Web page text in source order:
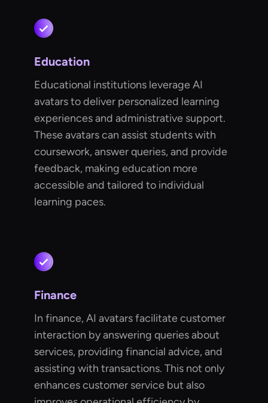
Education
Educational institutions leverage AI
avatars to deliver personalized learning
experiences and administrative support.
These avatars can assist students with
coursework, answer queries, and provide
feedback, making education more
accessible and tailored to individual
learning paces.
Finance
In finance, AI avatars facilitate customer
interaction by answering queries about
services, providing financial advice, and
assisting with transactions. This not only
enhances customer service but also